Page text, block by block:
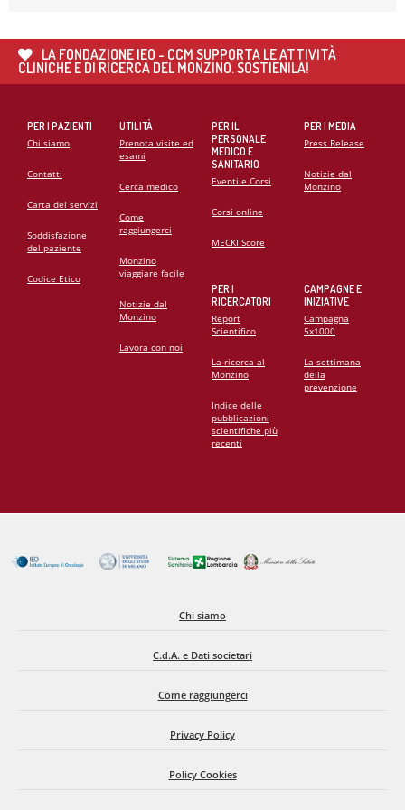
PROF. GIANFRANCO SINAGRA AL CONGRESSO
CARDIO MONZINO 2025
LA FONDAZIONE IEO - CCM SUPPORTA LE ATTIVITÀ
CLINICHE E DI RICERCA DEL MONZINO. SOSTIENILA!
PER I PAZIENTI
Chi siamo
Contatti
Carta dei servizi
Soddisfazione
del paziente
Codice Etico
UTILITÀ
Prenota visite ed
esami
Cerca medico
Come
raggiungerci
Monzino
viaggiare facile
Notizie dal
Monzino
Lavora con noi
PER IL
PERSONALE
MEDICO E
SANITARIO
Eventi e Corsi
Corsi online
MECKI Score
PER I
RICERCATORI
Report
Scientifico
La ricerca al
Monzino
Indice delle
pubblicazioni
scientifiche più
recenti
PER I MEDIA
Press Release
Notizie dal
Monzino
CAMPAGNE E
INIZIATIVE
Campagna
5x1000
La settimana
della
prevenzione
Chi siamo
C.d.A. e Dati societari
Come raggiungerci
Privacy Policy
Policy Cookies